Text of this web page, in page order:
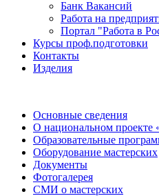
Банк Вакансий
Работа на
Портал "Работа в
Курсы проф.подготовки
Контакты
Изделия
Основные сведения
О национальном
Образовательные
Оборудование мастерских
Документы
Фотогалерея
СМИ о мастерских